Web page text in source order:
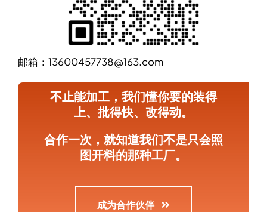
邮箱：13600457738@163.com
不止能加工，我们懂你要的装得
上、批得快、改得动。
合作一次，就知道我们不是只会照
图开料的那种工厂。
成为合作伙伴